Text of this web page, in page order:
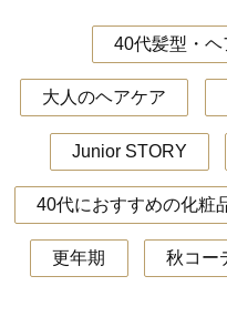
40代髪型・
大人のヘアケア
Junior STORY
更年期 秋コー